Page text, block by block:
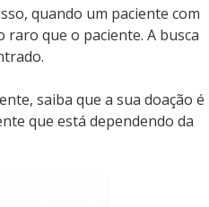
quando um paciente com
que o paciente. A busca
saiba que a sua doação é
que está dependendo da